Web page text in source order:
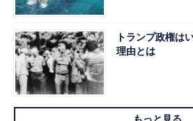
トランプ政権は
理由とは